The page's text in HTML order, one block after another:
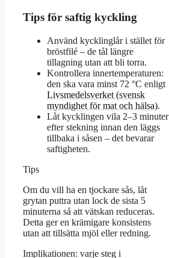
Tips för saftig kyckling
Använd kycklinglår i stället för
bröstfilé – de tål längre
tillagning utan att bli torra.
Kontrollera innertemperaturen:
den ska vara minst 72 °C enligt
Livsmedelsverket (svensk
myndighet för mat och hälsa).
Låt kycklingen vila 2–3 minuter
efter stekning innan den läggs
tillbaka i såsen – det bevarar
saftigheten.
Tips
Om du vill ha en tjockare sås, låt
grytan puttra utan lock de sista 5
minuterna så att vätskan reduceras.
Detta ger en krämigare konsistens
utan att tillsätta mjöl eller redning.
Implikationen: varje steg i